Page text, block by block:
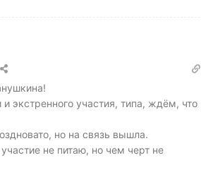
и экстренного участия, типа, ждём, что
но на связь вышла.
не питаю, но чем черт не